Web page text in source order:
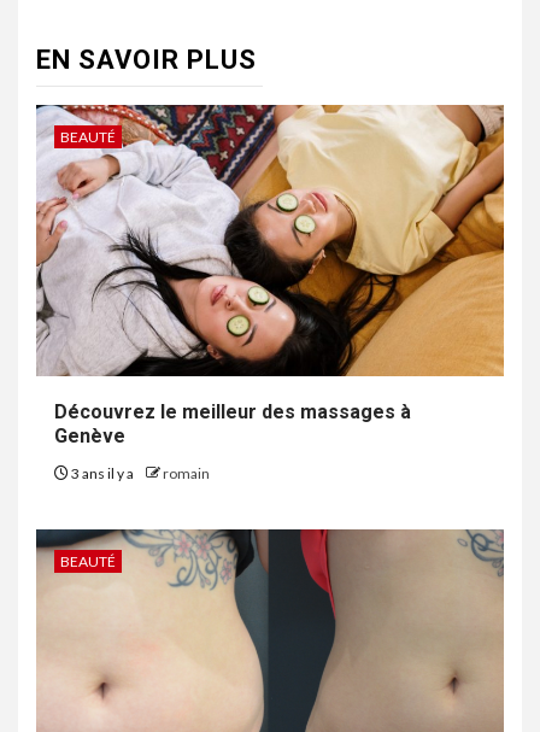
EN SAVOIR PLUS
BEAUTÉ
Découvrez le meilleur des massages à
Genève
3 ans il y a romain
BEAUTÉ